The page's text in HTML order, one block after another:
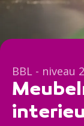
BBL - niveau 2